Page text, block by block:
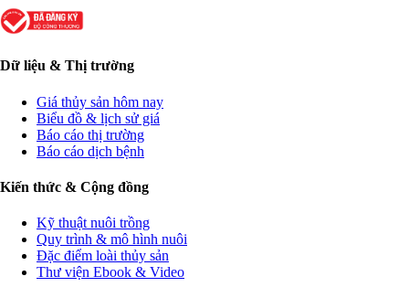
Dữ liệu & Thị trường
Giá thủy sản hôm nay
Biểu đồ & lịch sử giá
Báo cáo thị trường
Báo cáo dịch bệnh
Kiến thức & Cộng đồng
Kỹ thuật nuôi trồng
Quy trình & mô hình nuôi
Đặc điểm loài thủy sản
Thư viện Ebook & Video